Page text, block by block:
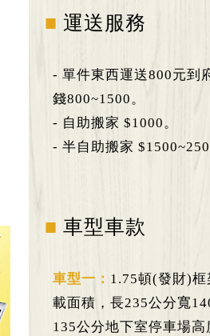
■ 運送服務
- 單件東西運送800元到
錢800~1500。
- 自助搬家 $1000。
- 半自助搬家
■ 車型車款
車型一： 1.75頓(發財)
載面積，長235公分寬
135公分地下室停車場高